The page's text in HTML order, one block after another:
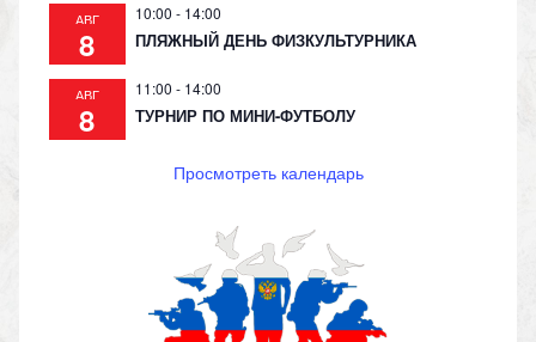
АВГ
8
10:00 - 14:00
ПЛЯЖНЫЙ ДЕНЬ ФИЗКУЛЬТУРНИКА
АВГ
8
11:00 - 14:00
ТУРНИР ПО МИНИ-ФУТБОЛУ
Просмотреть календарь